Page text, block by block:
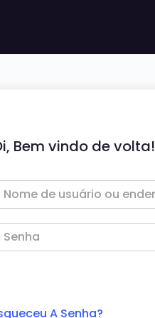
Bem vindo de volta!
A Senha?